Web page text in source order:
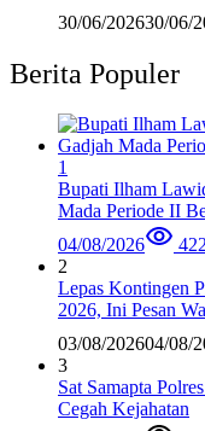
30/06/202630/06/
Berita Populer
1
Bupati Ilham
Mada Periode II
04/08/2026
2
Lepas Kontingen
2026, Ini Pesan
03/08/202604/08/
3
Sat Samapta
Cegah Kejahatan